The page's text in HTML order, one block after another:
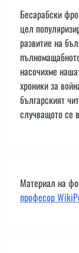
Бесарабски
цел
развитие на
насочихме
хроники за
българският
случващото се
Материал на
професор